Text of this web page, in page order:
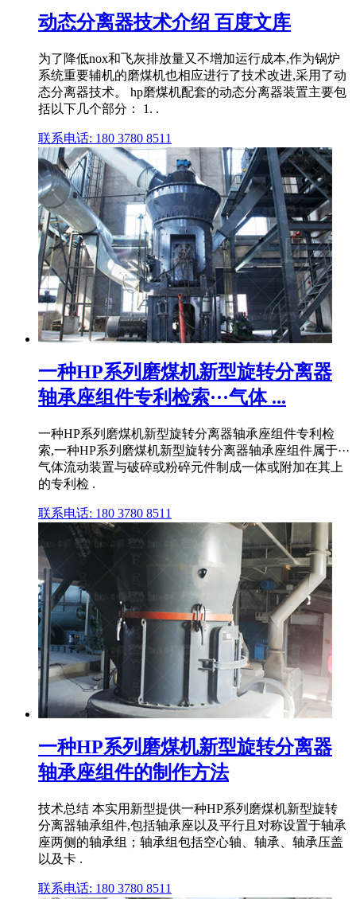
动态分离器技术介绍 百度文库
为了降低nox和飞灰排放量又不增加运行成本,作为锅炉
系统重要辅机的磨煤机也相应进行了技术改进,采用了动
态分离器技术。 hp磨煤机配套的动态分离器装置主要包
括以下几个部分： 1. .
联系电话: 180 3780 8511
一种HP系列磨煤机新型旋转分离器
轴承座组件专利检索···气体 ...
一种HP系列磨煤机新型旋转分离器轴承座组件专利检
索,一种HP系列磨煤机新型旋转分离器轴承座组件属于···
气体流动装置与破碎或粉碎元件制成一体或附加在其上
的专利检 .
联系电话: 180 3780 8511
一种HP系列磨煤机新型旋转分离器
轴承座组件的制作方法
技术总结 本实用新型提供一种HP系列磨煤机新型旋转
分离器轴承组件,包括轴承座以及平行且对称设置于轴承
座两侧的轴承组；轴承组包括空心轴、轴承、轴承压盖
以及卡 .
联系电话: 180 3780 8511